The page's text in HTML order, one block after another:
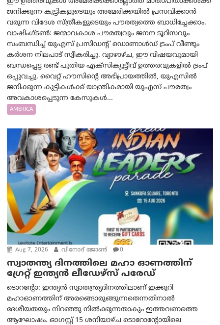
ജനിക്കുന്ന കുട്ടികളുടെയും അമേരിക്കയിൽ പ്രസവിക്കാൻ
വരുന്ന വിദേശ സ്ത്രീകളുടെയും പൗരത്വത്തെ ബാധിച്ചേക്കാം.
വാഷിംഗ്ടണ്‍: ജന്മാവകാശ പൗരത്വവും ജനന ടൂറിസവും
സംബന്ധിച്ച് യുഎസ് പ്രസിഡന്റ് ഡൊണാൾഡ് ട്രംപ് വീണ്ടും
കർശന നിലപാട് സ്വീകരിച്ചു. വ്യാഴാഴ്ച, ഈ വിഷയവുമായി
ബന്ധപ്പെട്ട രണ്ട് പുതിയ എക്സിക്യൂട്ടീവ് ഉത്തരവുകളിൽ ട്രംപ്
ഒപ്പുവച്ചു. വൈറ്റ് ഹൗസിന്റെ അഭിപ്രായത്തിൽ, യുഎസിൽ
ജനിക്കുന്ന കുട്ടികൾക്ക് യാന്ത്രികമായി യുഎസ് പൗരത്വം
അവകാശപ്പെടുന്ന കേസുകൾ...
AMERICA
Aug 7, 2026 വിനോദ് ജോൺ 0
സ്വാതന്ത്യ ദിനത്തിലെ മഹാ ഓണത്തിന്
ഗ്രേറ്റ് ഇന്ത്യൻ ലീഡേഴ്സ് പരേഡ്
ടൊറന്റോ: ഇന്ത്യൻ സ്വാതന്ത്ര്യദിനത്തിലാണ് ഇക്കുറി
മഹാഓണത്തിന് അരങ്ങൊരുങ്ങുന്നതെന്നതിനാൽ
ദേശീയതയും നിറഞ്ഞു നിൽക്കുന്നതാകും ഇത്തവണത്തെ
ആഘോഷം. ഓഗസ്റ്റ് 15 ശനിയാഴ്ച ടൊറോന്റോയിലെ